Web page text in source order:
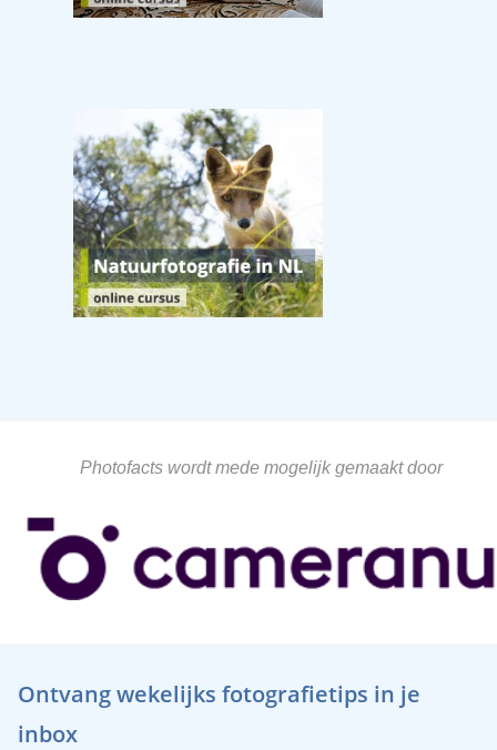
Photofacts wordt mede mogelijk gemaakt door
Ontvang wekelijks fotografietips in je
inbox